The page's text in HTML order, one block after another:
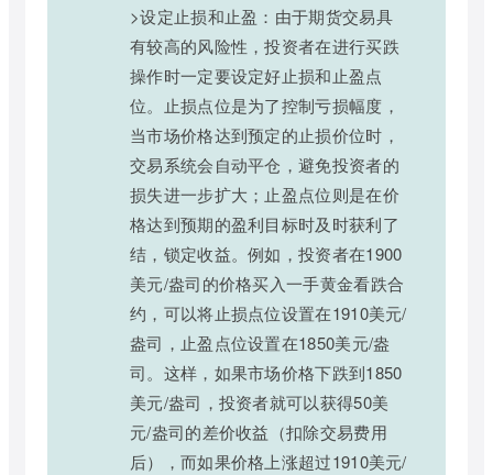
>设定止损和止盈：由于期货交易具
有较高的风险性，投资者在进行买跌
操作时一定要设定好止损和止盈点
位。止损点位是为了控制亏损幅度，
当市场价格达到预定的止损价位时，
交易系统会自动平仓，避免投资者的
损失进一步扩大；止盈点位则是在价
格达到预期的盈利目标时及时获利了
结，锁定收益。例如，投资者在1900
美元/盎司的价格买入一手黄金看跌合
约，可以将止损点位设置在1910美元/
盎司，止盈点位设置在1850美元/盎
司。这样，如果市场价格下跌到1850
美元/盎司，投资者就可以获得50美
元/盎司的差价收益（扣除交易费用
后），而如果价格上涨超过1910美元/